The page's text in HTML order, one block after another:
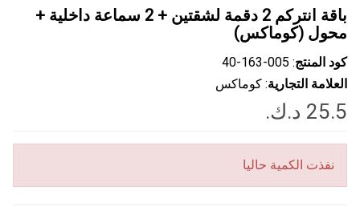
باقة انتركم 2 دقمة لشقتين + 2 سماعة داخلية +
محول (كوماكس)
كود المنتج: ‎40-163-005
العلامة التجارية: كوماكس
نفذت الكمية حاليا